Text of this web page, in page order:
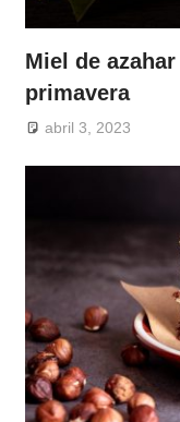
Miel de
primavera
abril 3, 2023